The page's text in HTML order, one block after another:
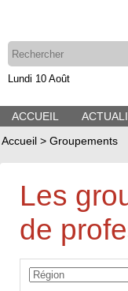
Lundi 10 Août
ACCUEIL
Accueil > Groupements
Les
de